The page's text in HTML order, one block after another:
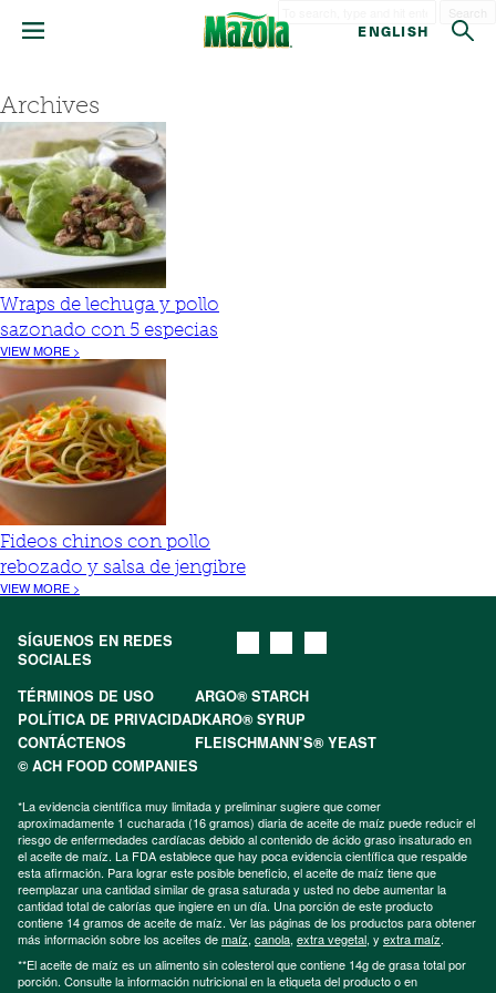
ENGLISH
Archives
Wraps de lechuga y pollo
sazonado con 5 especias
VIEW MORE >
Fideos chinos con pollo
rebozado y salsa de jengibre
VIEW MORE >
SÍGUENOS EN REDES
SOCIALES
TÉRMINOS DE USO
ARGO® STARCH
POLÍTICA DE PRIVACIDADKARO® SYRUP
CONTÁCTENOS
FLEISCHMANN’S® YEAST
© ACH FOOD COMPANIES
*La evidencia científica muy limitada y preliminar sugiere que comer
aproximadamente 1 cucharada (16 gramos) diaria de aceite de maíz puede reducir el
riesgo de enfermedades cardíacas debido al contenido de ácido graso insaturado en
el aceite de maíz. La FDA establece que hay poca evidencia científica que respalde
esta afirmación. Para lograr este posible beneficio, el aceite de maíz tiene que
reemplazar una cantidad similar de grasa saturada y usted no debe aumentar la
cantidad total de calorías que ingiere en un día. Una porción de este producto
contiene 14 gramos de aceite de maíz. Ver las páginas de los productos para obtener
más información sobre los aceites demaíz, canola, extra vegetal, y extra maíz.
**El aceite de maíz es un alimento sin colesterol que contiene 14g de grasa total por
porción. Consulte la información nutricional en la etiqueta del producto o en